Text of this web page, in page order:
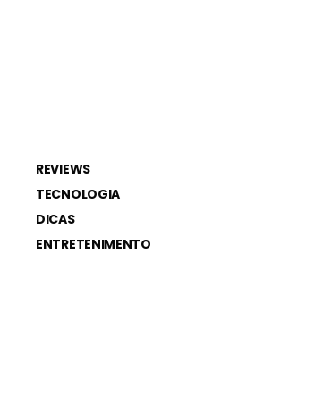
REVIEWS
TECNOLOGIA
DICAS
ENTRETENIMENTO